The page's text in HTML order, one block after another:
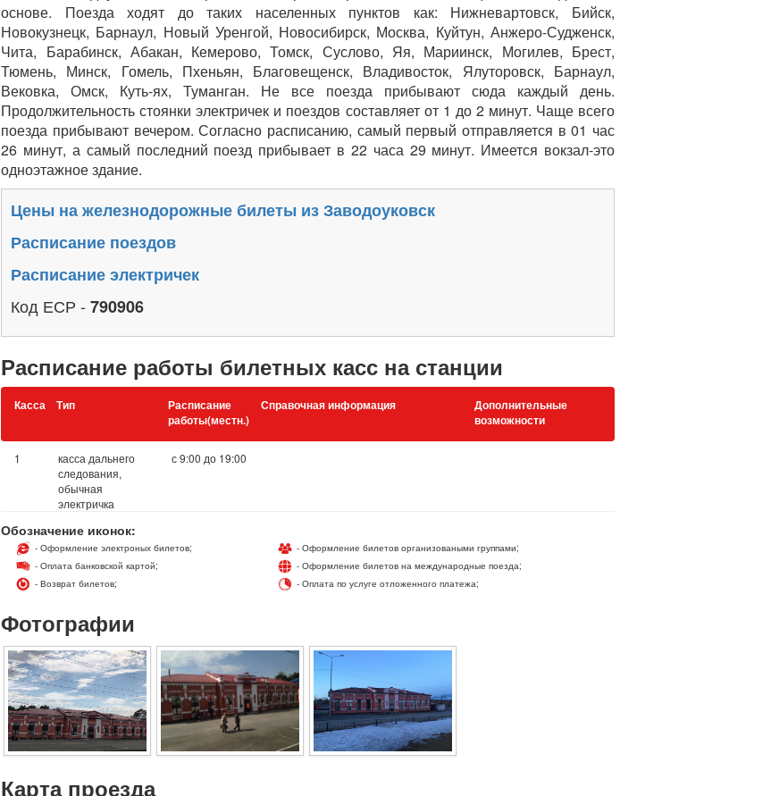
основе. Поезда ходят до таких населенных пунктов как: Нижневартовск, Бийск,
Новокузнецк, Барнаул, Новый Уренгой, Новосибирск, Москва, Куйтун, Анжеро-Судженск,
Чита, Барабинск, Абакан, Кемерово, Томск, Суслово, Яя, Мариинск, Могилев, Брест,
Тюмень, Минск, Гомель, Пхеньян, Благовещенск, Владивосток, Ялуторовск, Барнаул,
Вековка, Омск, Куть-ях, Туманган. Не все поезда прибывают сюда каждый день.
Продолжительность стоянки электричек и поездов составляет от 1 до 2 минут. Чаще всего
поезда прибывают вечером. Согласно расписанию, самый первый отправляется в 01 час
26 минут, а самый последний поезд прибывает в 22 часа 29 минут. Имеется вокзал-это
одноэтажное здание.
Цены на железнодорожные билеты из Заводоуковск
Расписание поездов
Расписание электричек
Код ЕСР -790906
Расписание работы билетных касс на станции
Касса Тип
Расписание
работы(местн.)
Справочная информация
Дополнительные
возможности
1
касса дальнего
следования,
обычная
электричка
с 9:00 до 19:00
Обозначение иконок:
- Оформление электроных билетов;
- Оплата банковской картой;
- Возврат билетов;
- Оформление билетов организоваными группами;
- Оформление билетов на международные поезда;
- Оплата по услуге отложенного платежа;
Фотографии
Карта проезда